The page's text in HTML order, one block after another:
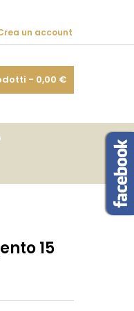
un account
- 0,00 €
15